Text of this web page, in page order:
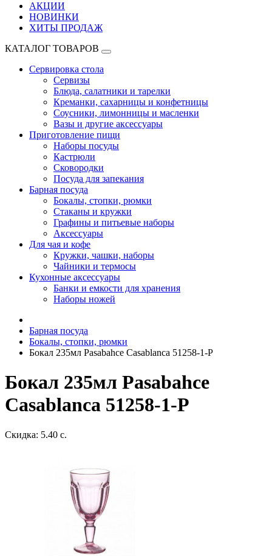
АКЦИИ
НОВИНКИ
ХИТЫ ПРОДАЖ
КАТАЛОГ ТОВАРОВ
Сервировка стола
Сервизы
Блюда, салатники и тарелки
Креманки, сахарницы и конфетницы
Соусники, лимонницы и масленки
Вазы и другие аксессуары
Приготовление пищи
Наборы посуды
Кастрюли
Сковородки
Посуда для запекания
Барная посуда
Бокалы, стопки, рюмки
Стаканы и кружки
Графины и питьевые наборы
Аксессуары
Для чая и кофе
Кружки, чашки, наборы
Чайники и термосы
Кухонные аксессуары
Банки и емкости для хранения
Наборы ножей
Барная посуда
Бокалы, стопки, рюмки
Бокал 235мл Pasabahce Casablanca 51258-1-P
Бокал 235мл Pasabahce
Casablanca 51258-1-P
Скидка: 5.40 с.